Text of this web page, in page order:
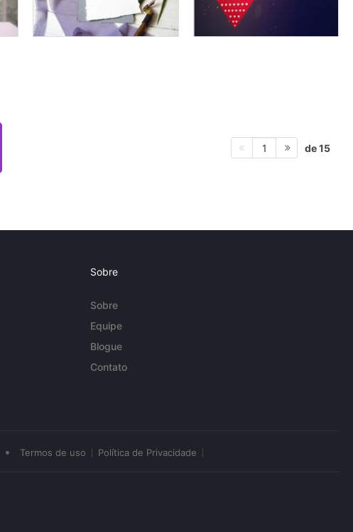
1 de 15
Sobre
Sobre
Equipe
Blogue
Contato
• Termos de uso Política de Privacidade